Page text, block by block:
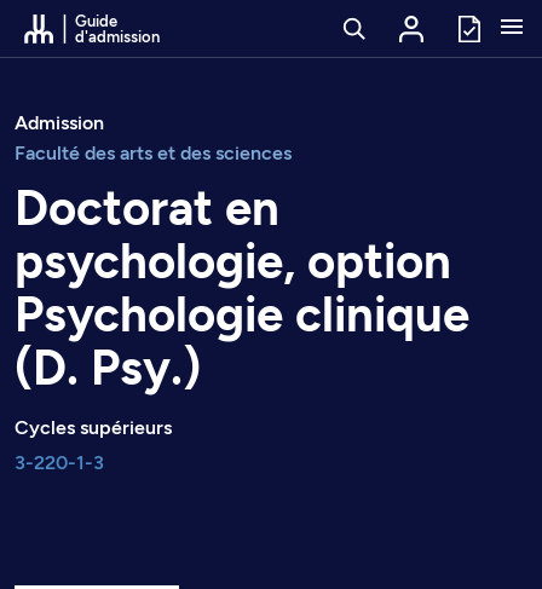
Passer au contenu
Guide
d'admission
Admission
Faculté des arts et des sciences
Doctorat en
psychologie, option
Psychologie clinique
(D. Psy.)
Cycles supérieurs
3-220-1-3